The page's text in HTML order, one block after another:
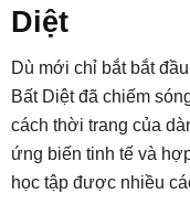
Diệt
Dù mới chỉ bắt bắt
Bất Diệt đã chiếm
cách thời trang của
ứng biến tinh tế và
học tập được nhiều